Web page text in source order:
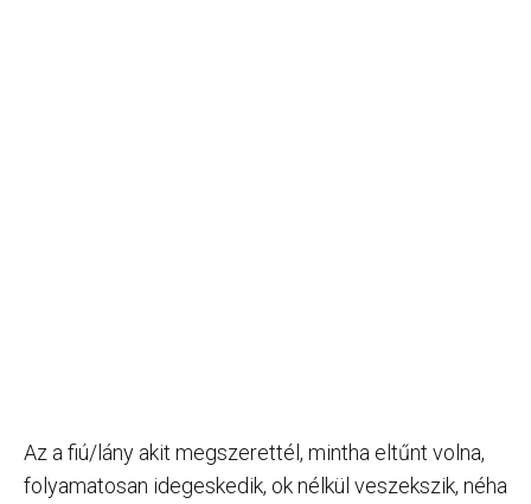
Az a fiú/lány akit megszerettél, mintha eltűnt volna,
folyamatosan idegeskedik, ok nélkül veszekszik, néha